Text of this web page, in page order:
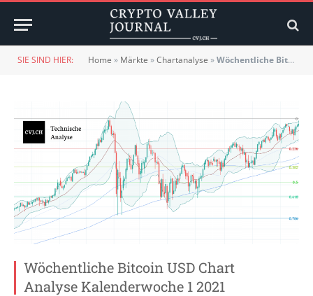
SIE SIND HIER: Home » Märkte »Chartanalyse »Wöchentliche Bitcoin USD Chart Analyse Kalenderwoche 1 2021
Wöchentliche Bitcoin USD Chart
Analyse Kalenderwoche 1 2021